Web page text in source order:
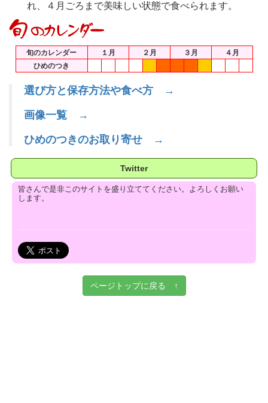
れ、４月ごろまで美味しい状態で食べられます。
旬のカレンダー １月 ２月 ３月
４月
ひめのつき
選び方と保存方法や食べ方 →
画像一覧 →
ひめのつきのお取り寄せ →
Twitter
皆さんで是非このサイトを盛り立ててください。よろしくお願い
します。
ページトップに戻る ↑